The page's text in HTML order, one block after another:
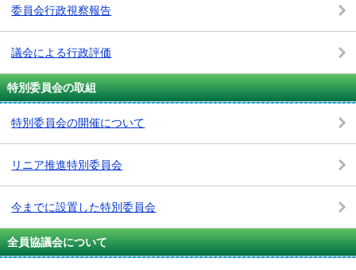
委員会行政視察報告
議会による行政評価
特別委員会の取組
特別委員会の開催について
リニア推進特別委員会
今までに設置した特別委員会
全員協議会について